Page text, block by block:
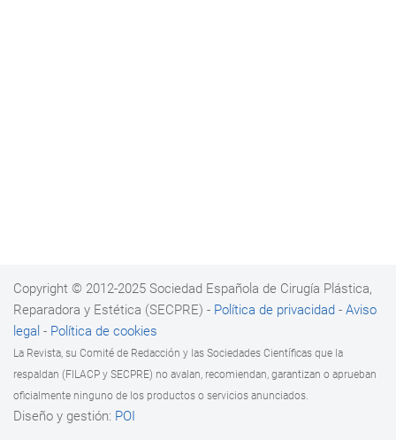
Copyright © 2012-2025 Sociedad Española de Cirugía Plástica,
Reparadora y Estética (SECPRE) - Política de privacidad - Aviso
legal - Política de cookies
La Revista, su Comité de Redacción y las Sociedades Científicas que la
respaldan (FILACP y SECPRE) no avalan, recomiendan, garantizan o aprueban
oficialmente ninguno de los productos o servicios anunciados.
Diseño y gestión: POI